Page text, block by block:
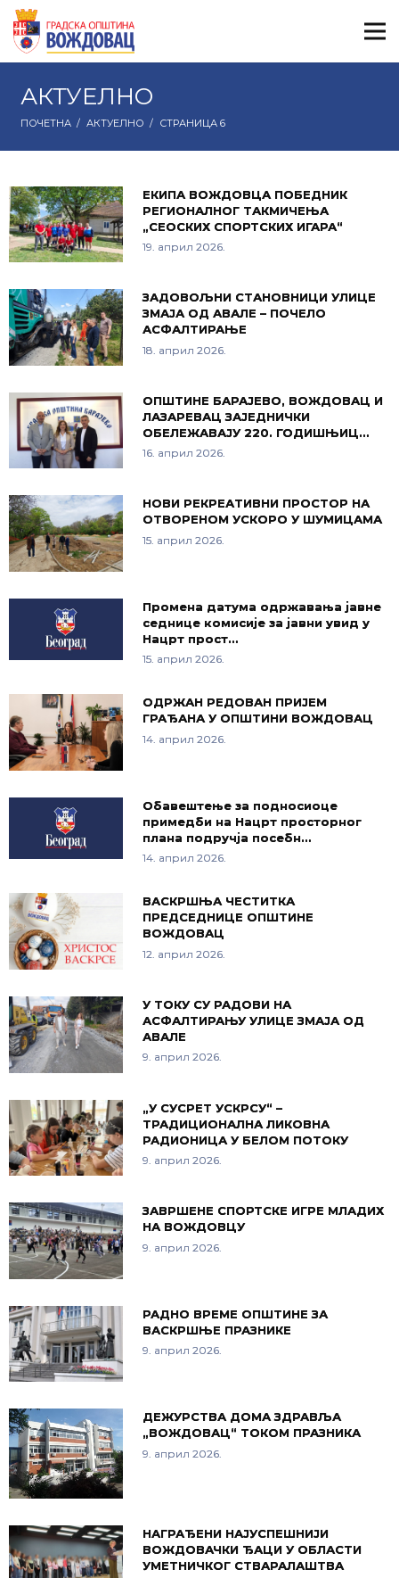
АКТУЕЛНО
ПОЧЕТНА / АКТУЕЛНО / СТРАНИЦА 6
ЕКИПА ВОЖДОВЦА ПОБЕДНИК
РЕГИОНАЛНОГ ТАКМИЧЕЊА
„СЕОСКИХ СПОРТСКИХ ИГАРА“
19. април 2026.
ЗАДОВОЉНИ СТАНОВНИЦИ УЛИЦЕ
ЗМАЈА ОД АВАЛЕ – ПОЧЕЛО
АСФАЛТИРАЊЕ
18. април 2026.
ОПШТИНЕ БАРАЈЕВО, ВОЖДОВАЦ И
ЛАЗАРЕВАЦ ЗАЈЕДНИЧКИ
ОБЕЛЕЖАВАЈУ 220. ГОДИШЊИЦ…
16. април 2026.
НОВИ РЕКРЕАТИВНИ ПРОСТОР НА
ОТВОРЕНОМ УСКОРО У ШУМИЦАМА
15. април 2026.
Промена датума одржавања јавне
седнице комисије за јавни увид у
Нацрт прост…
15. април 2026.
ОДРЖАН РЕДОВАН ПРИЈЕМ
ГРАЂАНА У ОПШТИНИ ВОЖДОВАЦ
14. април 2026.
Обавештење за подносиоце
примедби на Нацрт просторног
плана подручја посебн…
14. април 2026.
ВАСКРШЊА ЧЕСТИТКА
ПРЕДСЕДНИЦЕ ОПШТИНЕ
ВОЖДОВАЦ
12. април 2026.
У ТОКУ СУ РАДОВИ НА
АСФАЛТИРАЊУ УЛИЦЕ ЗМАЈА ОД
АВАЛЕ
9. април 2026.
„У СУСРЕТ УСКРСУ“ –
ТРАДИЦИОНАЛНА ЛИКОВНА
РАДИОНИЦА У БЕЛОМ ПОТОКУ
9. април 2026.
ЗАВРШЕНЕ СПОРТСКЕ ИГРЕ МЛАДИХ
НА ВОЖДОВЦУ
9. април 2026.
РАДНО ВРЕМЕ ОПШТИНЕ ЗА
ВАСКРШЊЕ ПРАЗНИКЕ
9. април 2026.
ДЕЖУРСТВА ДОМА ЗДРАВЉА
„ВОЖДОВАЦ“ ТОКОМ ПРАЗНИКА
9. април 2026.
НАГРАЂЕНИ НАЈУСПЕШНИЈИ
ВОЖДОВАЧКИ ЂАЦИ У ОБЛАСТИ
УМЕТНИЧКОГ СТВАРАЛАШТВА